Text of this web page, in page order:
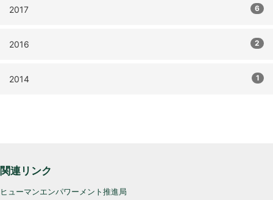
2017 6
2016 2
2014 1
関連リンク
ヒューマンエンパワーメント推進局